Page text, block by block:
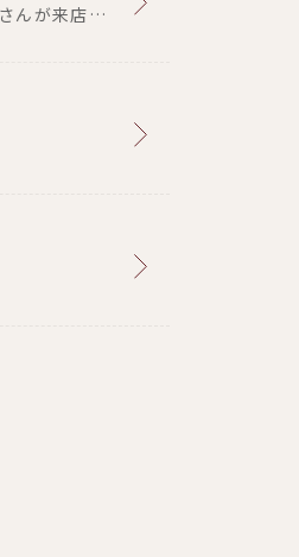
テレビ朝日「華丸丼と大吉麺」で博多華丸・大吉さん、柴田理恵さんが来店されました！